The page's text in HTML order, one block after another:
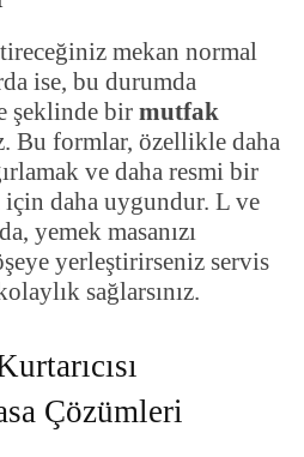
mekan normal
ise, bu durumda
şeklinde bir mutfak
Bu formlar, özellikle daha
ve daha resmi bir
daha uygundur. L ve
yemek masanızı
yerleştirirseniz servis
sağlarsınız.
Çözümleri